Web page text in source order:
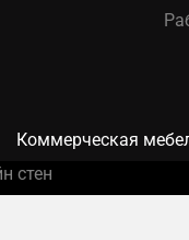
Коммерческая
стен